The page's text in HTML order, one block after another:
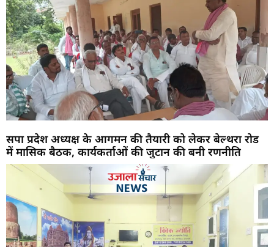
सपा प्रदेश अध्यक्ष के आगमन की तैयारी को लेकर बेल्थरा रोड
में मासिक बैठक, कार्यकर्ताओं की जुटान की बनी रणनीति